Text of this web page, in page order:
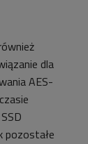
dla
AES-
pozostałe